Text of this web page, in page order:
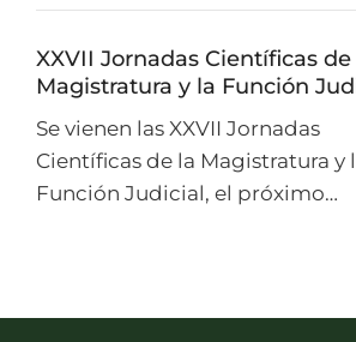
XXVII Jornadas Científicas de
Magistratura y la Función
Se vienen las XXVII Jornadas
Científicas de la Magistratura y
Función Judicial, el próximo…